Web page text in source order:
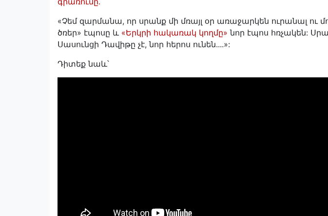
«Չեմ զարմանա, որ սրանք մի մռայլ օր առաջարկեն ուրանալ ու
ծռեր» էպոսը և «Երկրի հակառակ կողմը» նոր էպոս հռչակեն:
Սասունցի Դավիթը չէ, նոր հերոս ունեն....»:
Դիտեք նաև՝